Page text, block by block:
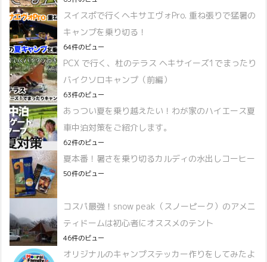
スイスポで行くヘキサエヴォPro. 重ね張りで猛暑の
キャンプを乗り切る！
64件のビュー
PCX で行く、杜のテラス ヘキサイーズ1でまったり
バイクソロキャンプ（前編）
63件のビュー
あっつい夏を乗り越えたい！わが家のハイエース夏
車中泊対策をご紹介します。
62件のビュー
夏本番！暑さを乗り切るカルディの水出しコーヒー
50件のビュー
コスパ最強！snow peak（スノーピーク）のアメニ
ティドームは初心者にオススメのテント
46件のビュー
オリジナルのキャンプステッカー作りをしてみたよ